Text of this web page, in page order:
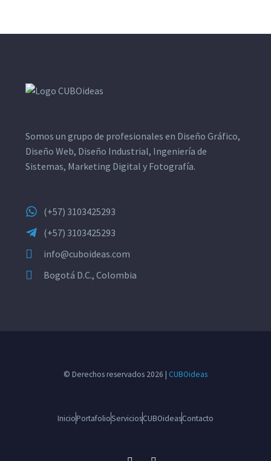
Somos un grupo de profesionales en Diseño Gráfico,
Diseño Web, Diseño Industrial, Ingeniería de
Sistemas, Marketing Digital y Fotografía.
(+57) 3103425293
(+57) 3103425293
info@cuboideas.com
Bogotá D.C., Colombia
© Derechos reservados 2026 | CUBOideas
InicioPortafolioServiciosCUBOideasContacto